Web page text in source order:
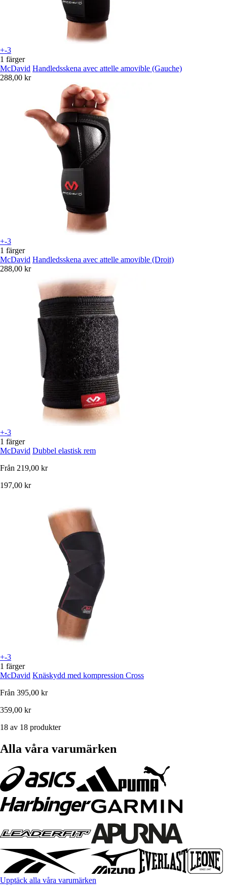
+-3
1 färger
McDavid Handledsskena avec attelle amovible (Gauche)
288,00 kr
+-3
1 färger
McDavid Handledsskena avec attelle amovible (Droit)
288,00 kr
+-3
1 färger
McDavid Dubbel elastisk rem
Från 219,00 kr
197,00 kr
+-3
1 färger
McDavid Knäskydd med kompression Cross
Från 395,00 kr
359,00 kr
18 av 18 produkter
Alla våra varumärken
Upptäck alla våra varumärken